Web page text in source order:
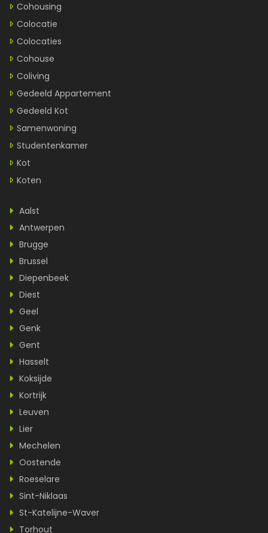
Cohousing
Colocatie
Colocaties
Cohouse
Coliving
Gedeeld Appartement
Gedeeld Kot
Samenwoning
Studentenkamer
Kot
Koten
Aalst
Antwerpen
Brugge
Brussel
Diepenbeek
Diest
Geel
Genk
Gent
Hasselt
Koksijde
Kortrijk
Leuven
Lier
Mechelen
Oostende
Roeselare
Sint-Niklaas
St-Katelijne-Waver
Torhout